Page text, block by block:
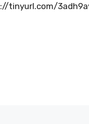
tinyurl.com/